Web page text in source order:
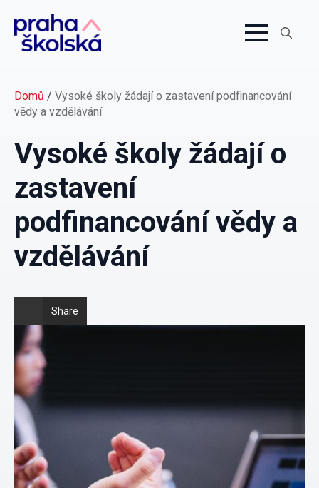
Domů / Vysoké školy žádají o zastavení podfinancování
vědy a vzdělávání
Vysoké školy žádají o
zastavení
podfinancování vědy a
vzdělávání
Share